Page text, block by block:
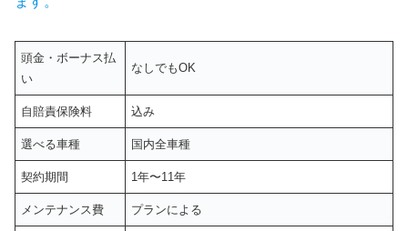
頭金・ボーナス払
い
なしでもOK
自賠責保険料 込み
選べる車種 国内全車種
契約期間 1年〜11年
メンテナンス費 プランによる